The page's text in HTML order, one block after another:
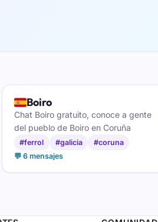
🇪🇸Boiro
Chat Boiro gratuito, conoce a gente
del pueblo de Boiro en Coruña
#ferrol #galicia
#coruna
💬 6 mensajes